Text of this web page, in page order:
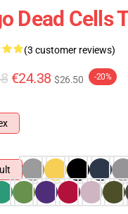
Dead Cells
(3 customer reviews)
€24.38 $26.50 -20%